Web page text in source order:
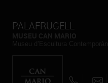
PALAFRUGELL